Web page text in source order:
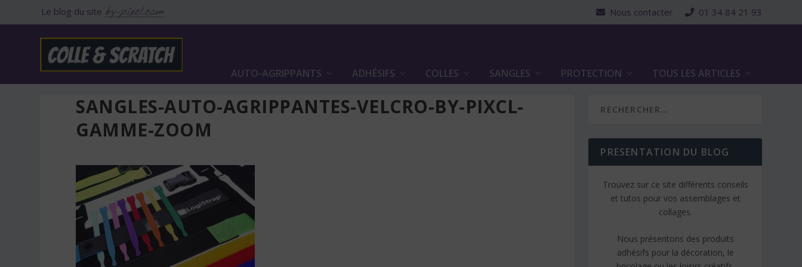
Le blog du site Nous contacter 01 34 84 21 93
AUTO-AGRIPPANTS ADHÉSIFS COLLES SANGLES PROTECTION TOUS LES ARTICLES
SANGLES-AUTO-AGRIPPANTES-VELCRO-BY-PIXCL-
GAMME-ZOOM
PRESENTATION DU BLOG
Trouvez sur ce site différents conseils
et tutos pour vos assemblages et
collages.
Nous présentons des produits
adhésifs pour la décoration, le